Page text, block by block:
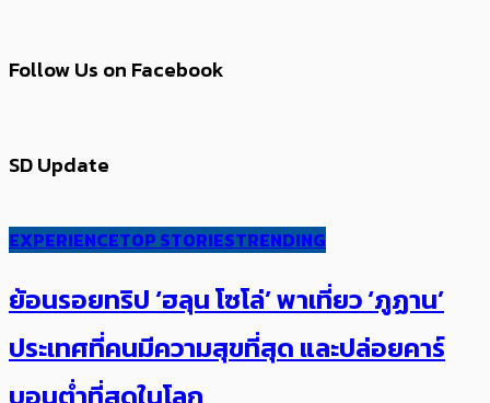
Follow Us on Facebook
SD Update
EXPERIENCETOP STORIESTRENDING
ย้อนรอยทริป ‘ฮลุน โซโล่’ ​​พาเที่ยว ‘ภูฏาน’
ประเทศ​ที่คน​มีความสุข​ที่สุด​​ และปล่อยคาร์​